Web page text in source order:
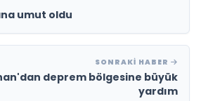
umut oldu
SONRAKI HABER
deprem bölgesine büyük
yardım